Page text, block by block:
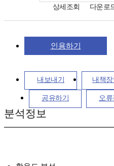
상세조회 다운로
인용하기
내보내기 내책장
공유하기 오
분석정보